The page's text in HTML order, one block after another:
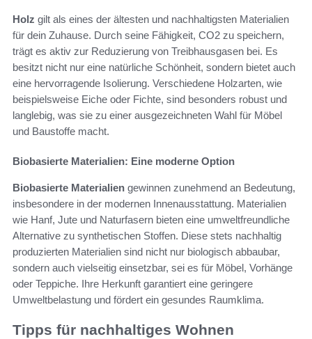
Holz gilt als eines der ältesten und nachhaltigsten Materialien
für dein Zuhause. Durch seine Fähigkeit, CO2 zu speichern,
trägt es aktiv zur Reduzierung von Treibhausgasen bei. Es
besitzt nicht nur eine natürliche Schönheit, sondern bietet auch
eine hervorragende Isolierung. Verschiedene Holzarten, wie
beispielsweise Eiche oder Fichte, sind besonders robust und
langlebig, was sie zu einer ausgezeichneten Wahl für Möbel
und Baustoffe macht.
Biobasierte Materialien: Eine moderne Option
Biobasierte Materialien gewinnen zunehmend an Bedeutung,
insbesondere in der modernen Innenausstattung. Materialien
wie Hanf, Jute und Naturfasern bieten eine umweltfreundliche
Alternative zu synthetischen Stoffen. Diese stets nachhaltig
produzierten Materialien sind nicht nur biologisch abbaubar,
sondern auch vielseitig einsetzbar, sei es für Möbel, Vorhänge
oder Teppiche. Ihre Herkunft garantiert eine geringere
Umweltbelastung und fördert ein gesundes Raumklima.
Tipps für nachhaltiges Wohnen